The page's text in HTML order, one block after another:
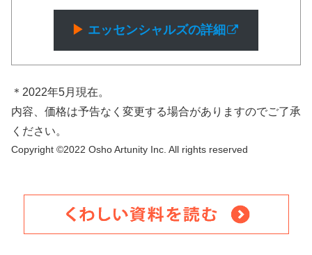
▶︎ エッセンシャルズの詳細
＊2022年5月現在。
内容、価格は予告なく変更する場合がありますのでご了承
ください。
Copyright ©︎2022 Osho Artunity Inc. All rights reserved